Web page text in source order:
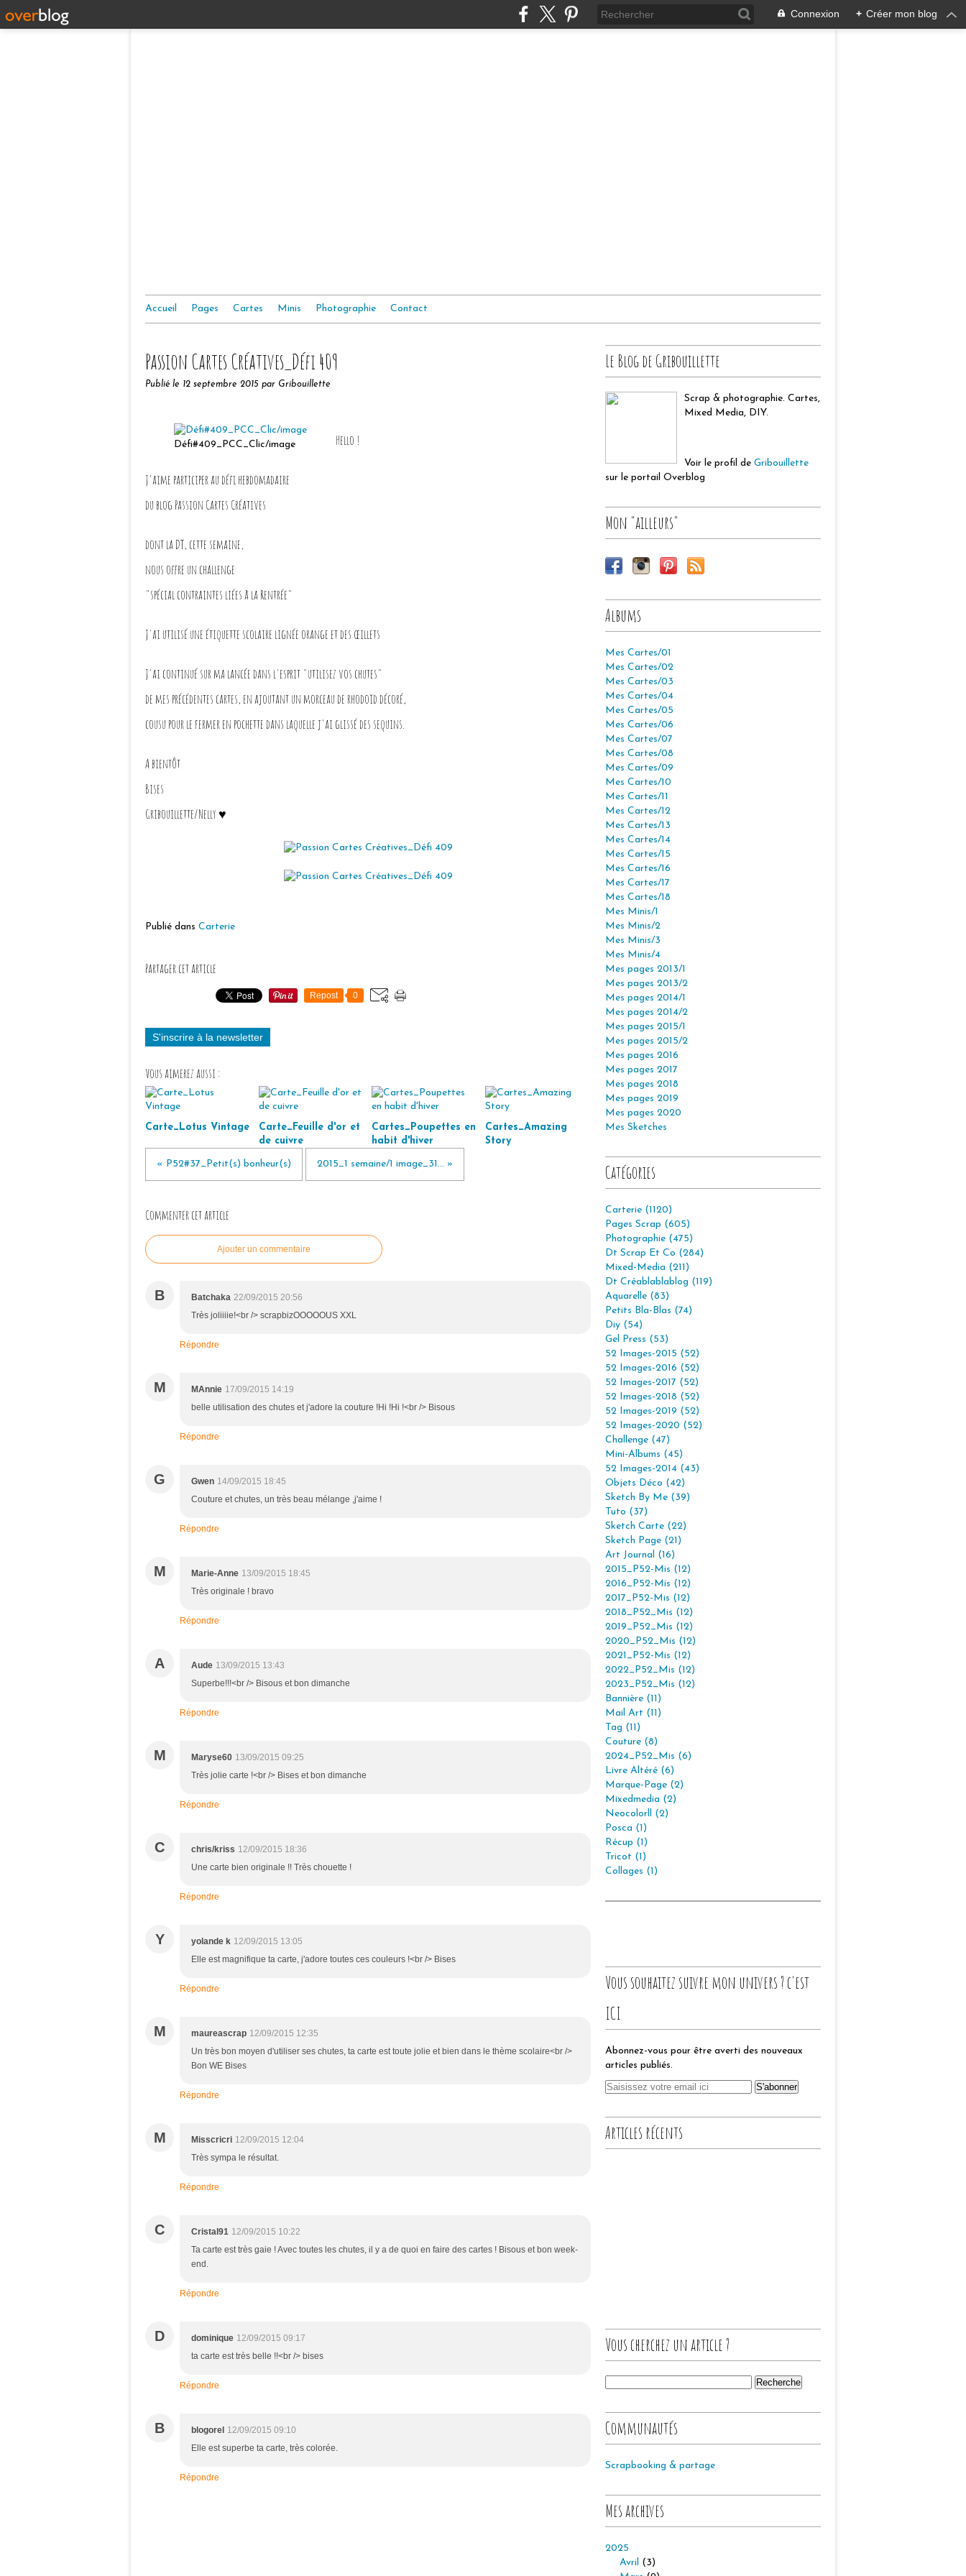
Connexion + Créer mon blog
Accueil Pages Cartes Minis Photographie Contact
Passion Cartes Créatives_Défi 409
Publié le 12 septembre 2015 par Gribouillette
Défi#409_PCC_Clic/image Hello !
J'aime participer au défi hebdomadaire
du blog Passion Cartes Créatives
dont la DT, cette semaine,
nous offre un challenge
"spécial contraintes liées à la Rentrée"
J'ai utilisé une étiquette scolaire lignée orange et des œillets
J'ai continué sur ma lancée dans l'esprit "utilisez vos chutes"
de mes précédentes cartes, en ajoutant un morceau de rhodoïd décoré,
cousu pour le fermer en pochette dans laquelle j'ai glissé des sequins.
A bientôt
Bises
Gribouillette/Nelly ♥
Publié dans Carterie
Partager cet article
Repost 0
S'inscrire à la newsletter
Vous aimerez aussi :
Carte_Lotus Vintage
Carte_Feuille d'or et
de cuivre
Cartes_Poupettes en
habit d'hiver
Cartes_Amazing
Story
« P52#37_Petit(s) bonheur(s) 2015_1 semaine/1 image_31... »
Commenter cet article
Ajouter un commentaire
B Batchaka 22/09/2015 20:56
Très joliiiie!<br /> scrapbizOOOOOUS XXL
Répondre
M MAnnie 17/09/2015 14:19
belle utilisation des chutes et j'adore la couture !Hi !Hi !<br /> Bisous
Répondre
G Gwen 14/09/2015 18:45
Couture et chutes, un très beau mélange ,j'aime !
Répondre
M Marie-Anne 13/09/2015 18:45
Très originale ! bravo
Répondre
A Aude 13/09/2015 13:43
Superbe!!!<br /> Bisous et bon dimanche
Répondre
M Maryse60 13/09/2015 09:25
Très jolie carte !<br /> Bises et bon dimanche
Répondre
C chris/kriss 12/09/2015 18:36
Une carte bien originale !! Très chouette !
Répondre
Y yolande k 12/09/2015 13:05
Elle est magnifique ta carte, j'adore toutes ces couleurs !<br /> Bises
Répondre
M maureascrap 12/09/2015 12:35
Un très bon moyen d'utiliser ses chutes, ta carte est toute jolie et bien dans le thème scolaire<br />
Bon WE Bises
Répondre
M Misscricri 12/09/2015 12:04
Très sympa le résultat.
Répondre
C Cristal91 12/09/2015 10:22
Ta carte est très gaie ! Avec toutes les chutes, il y a de quoi en faire des cartes ! Bisous et bon week-
end.
Répondre
D dominique 12/09/2015 09:17
ta carte est très belle !!<br /> bises
Répondre
B blogorel 12/09/2015 09:10
Elle est superbe ta carte, très colorée.
Répondre
Le Blog de Gribouillette
Scrap & photographie. Cartes,
Mixed Media, DIY.
Voir le profil de Gribouillette
sur le portail Overblog
Mon "ailleurs"
Albums
Mes Cartes/01
Mes Cartes/02
Mes Cartes/03
Mes Cartes/04
Mes Cartes/05
Mes Cartes/06
Mes Cartes/07
Mes Cartes/08
Mes Cartes/09
Mes Cartes/10
Mes Cartes/11
Mes Cartes/12
Mes Cartes/13
Mes Cartes/14
Mes Cartes/15
Mes Cartes/16
Mes Cartes/17
Mes Cartes/18
Mes Minis/1
Mes Minis/2
Mes Minis/3
Mes Minis/4
Mes pages 2013/1
Mes pages 2013/2
Mes pages 2014/1
Mes pages 2014/2
Mes pages 2015/1
Mes pages 2015/2
Mes pages 2016
Mes pages 2017
Mes pages 2018
Mes pages 2019
Mes pages 2020
Mes Sketches
Catégories
Carterie (1120)
Pages Scrap (605)
Photographie (475)
Dt Scrap Et Co (284)
Mixed-Media (211)
Dt Créablablablog (119)
Aquarelle (83)
Petits Bla-Blas (74)
Diy (54)
Gel Press (53)
52 Images-2015 (52)
52 Images-2016 (52)
52 Images-2017 (52)
52 Images-2018 (52)
52 Images-2019 (52)
52 Images-2020 (52)
Challenge (47)
Mini-Albums (45)
52 Images-2014 (43)
Objets Déco (42)
Sketch By Me (39)
Tuto (37)
Sketch Carte (22)
Sketch Page (21)
Art Journal (16)
2015_P52-Mis (12)
2016_P52-Mis (12)
2017_P52-Mis (12)
2018_P52_Mis (12)
2019_P52_Mis (12)
2020_P52_Mis (12)
2021_P52-Mis (12)
2022_P52_Mis (12)
2023_P52_Mis (12)
Bannière (11)
Mail Art (11)
Tag (11)
Couture (8)
2024_P52_Mis (6)
Livre Altéré (6)
Marque-Page (2)
Mixedmedia (2)
Neocolorll (2)
Posca (1)
Récup (1)
Tricot (1)
Collages (1)
Vous souhaitez suivre mon univers ? c'est
ICI
Abonnez-vous pour être averti des nouveaux
articles publiés.
Articles récents
Vous cherchez un article ?
Communautés
Scrapbooking & partage
Mes archives
2025
Avril (3)